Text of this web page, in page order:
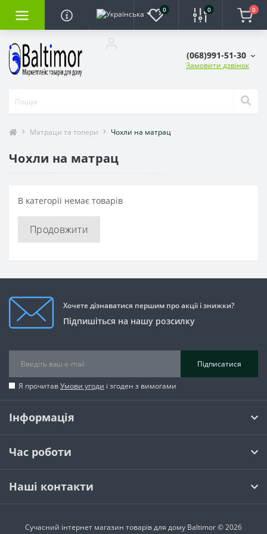
0 0 0
(068)991-51-30
Замовити дзвінок
Матраци та топери Чохли на матрац
Чохли на матрац
В категорії немає товарів
Продовжити
Хочете дізнаватися першим про акції і знижки?
Підпишіться на нашу розсилку
Підписатися
Я прочитавУмови угоди і згоден з вимогами
Інформація
Час роботи
Наші контакти
Сучасний інтернет магазин товарів для дому Baltimor © 2026